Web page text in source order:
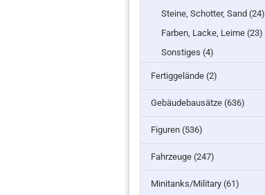
Steine, Schotter, Sand (24)
Farben, Lacke, Leime (23)
Sonstiges (4)
Fertiggelände (2)
Gebäudebausätze (636)
Figuren (536)
Fahrzeuge (247)
Minitanks/Military (61)